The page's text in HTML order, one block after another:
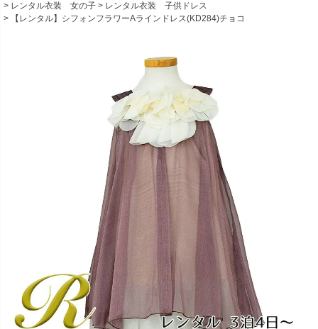
パニエ
レディース
コスチューム アウター
インナー・パニエ アクセサリー
発表会・コンクール
Wedding
結婚式
フラワーガール・リングボーイ・ゲ
スト
Graduation & Entrance
卒業式・入学式
きちんと感のあるフォーマル
Shichi-Go-San
七五三
3歳・5歳・7歳の晴れの日
02 サイズの選び方
測り方と目安
予約・配送・返却・料金
汚れ・キズ・破損の補償
ご購入・サポート
07 販売・共通のご案内
品質・返品・お手入れ
実店舗 つくば店
茨城県土浦市大町14-16-1F
10:00–18:00（完全予約制）
店舗を予約する →
レンタル衣装 女の子
レンタル衣装 子供ドレス
【レンタル】シフォンフラワーAラインドレス(KD284)チョコ